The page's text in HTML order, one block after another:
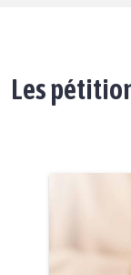
Les